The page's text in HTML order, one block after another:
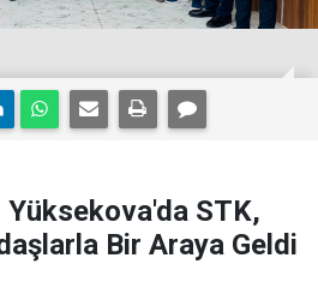
STK,
Bir Araya Geldi